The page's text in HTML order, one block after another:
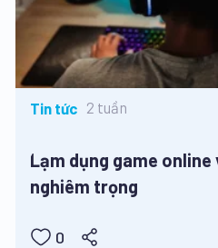
Tin tức 2 tuần
Lạm dụng game online
nghiêm trọng
0